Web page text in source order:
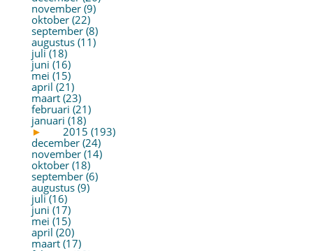
november (9)
oktober (22)
september (8)
augustus (11)
juli (18)
juni (16)
mei (15)
april (21)
maart (23)
februari (21)
januari (18)
►
2015 (193)
december (24)
november (14)
oktober (18)
september (6)
augustus (9)
juli (16)
juni (17)
mei (15)
april (20)
maart (17)